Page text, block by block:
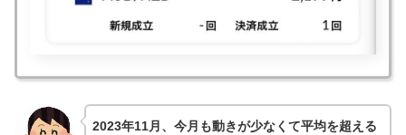
2023年11月、今月も動きが少なくて平均を超える